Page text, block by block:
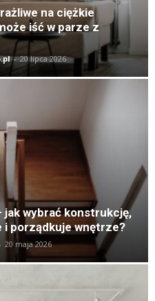
na ciężkie
iść w parze z
- 20 lipca 2026
wybrać konstrukcję,
porządkuje wnętrze?
20 maja 2026